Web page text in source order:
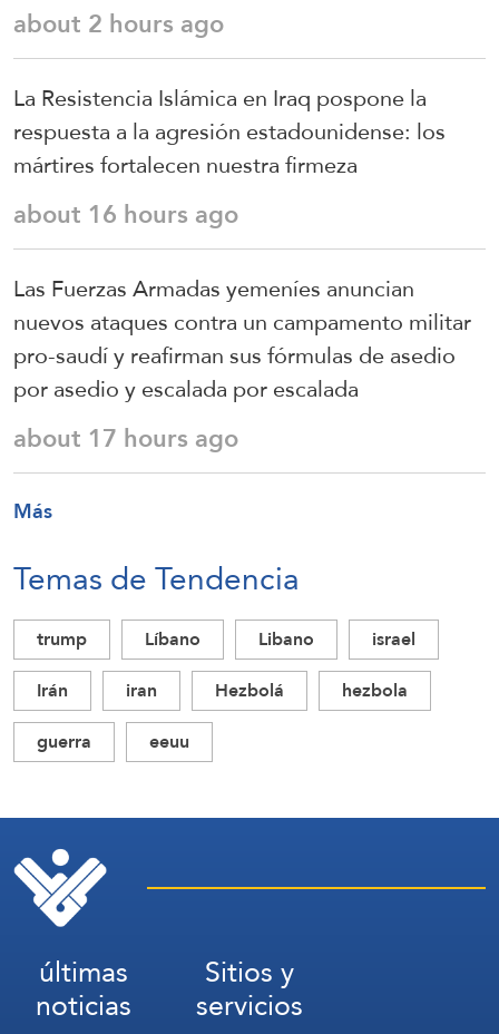
about 2 hours ago
La Resistencia Islámica en Iraq pospone la
respuesta a la agresión estadounidense: los
mártires fortalecen nuestra firmeza
about 16 hours ago
Las Fuerzas Armadas yemeníes anuncian
nuevos ataques contra un campamento militar
pro-saudí y reafirman sus fórmulas de asedio
por asedio y escalada por escalada
about 17 hours ago
Más
Temas de Tendencia
trump Líbano Libano
israel
Irán
iran Hezbolá
hezbola
guerra
eeuu
últimas
noticias
Sitios y
servicios